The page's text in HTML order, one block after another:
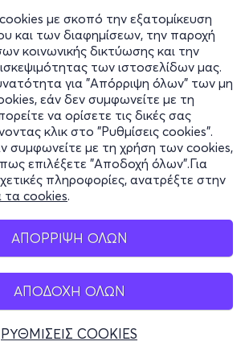
με σκοπό την εξατομίκευση
και των διαφημίσεων, την παροχή
κοινωνικής δικτύωσης και την
των ιστοσελίδων μας.
για "Απόρριψη όλων" των μη
εάν δεν συμφωνείτε με τη
να ορίσετε τις δικές σας
κλικ στο "Ρυθμίσεις cookies".
συμφωνείτε με τη χρήση των cookies,
επιλέξετε "Αποδοχή όλων".Για
πληροφορίες, ανατρέξτε στην
τα cookies.
ΑΠΟΡΡΙΨΗ ΟΛΩΝ
ΑΠΟΔΟΧΗ ΟΛΩΝ
ΡΥΘΜΙΣΕΙΣ COOKIES